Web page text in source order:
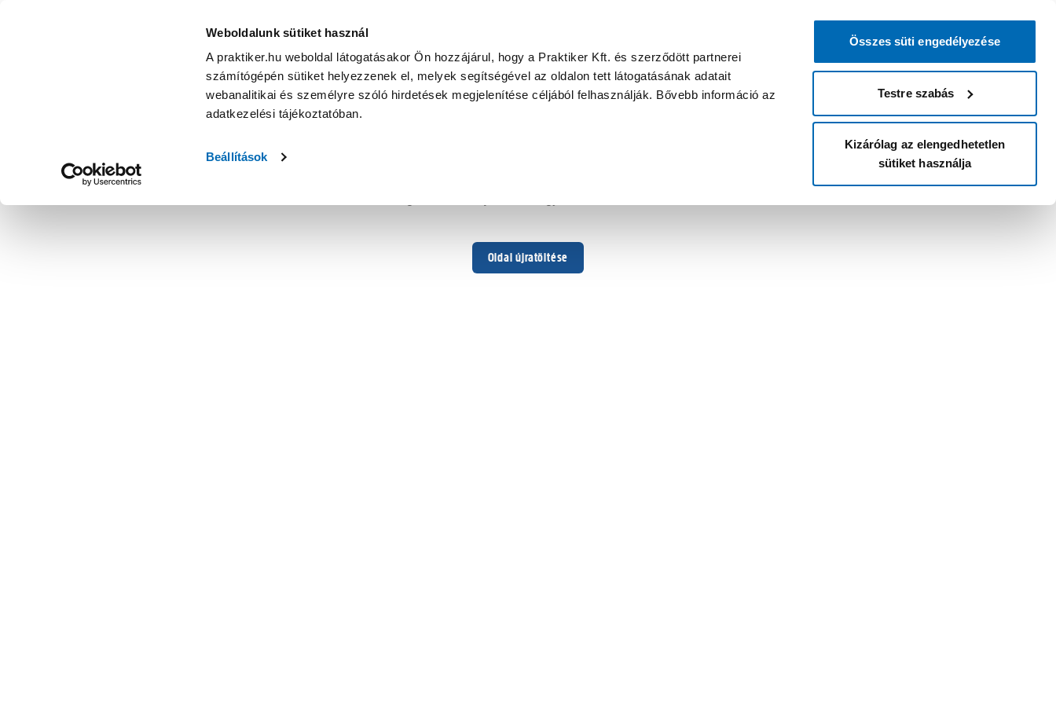
Weboldalunk sütiket használ
A praktiker.hu weboldal látogatásakor Ön hozzájárul, hogy a Praktiker Kft. és szerződött partnerei
számítógépén sütiket helyezzenek el, melyek segítségével az oldalon tett látogatásának adatait
webanalitikai és személyre szóló hirdetések megjelenítése céljából felhasználják. Bővebb információ az
adatkezelési tájékoztatóban.
Beállítások
Összes süti engedélyezése
Testre szabás
Kizárólag az elengedhetetlen
sütiket használja
Oldal újratöltése